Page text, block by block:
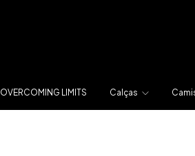
OVERCOMING LIMITS Calças